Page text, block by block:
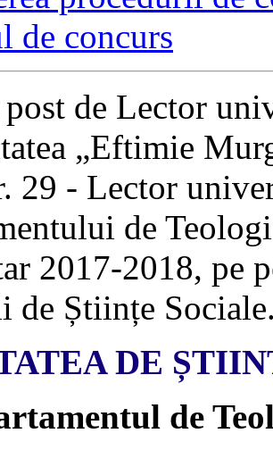
de concurs
de Lector
„Eftimie
29 - Lector
de
2017-2018, pe
de Științe
DE
de